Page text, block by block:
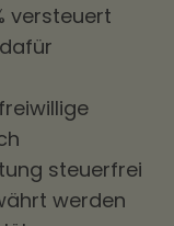
versteuert
steuerfrei
werden